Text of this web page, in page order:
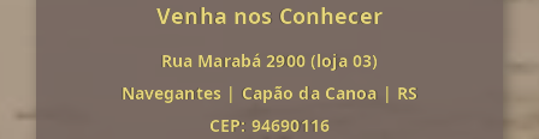
Venha nos Conhecer
Rua Marabá 2900 (loja 03)
Navegantes | Capão da Canoa | RS
CEP: 94690116